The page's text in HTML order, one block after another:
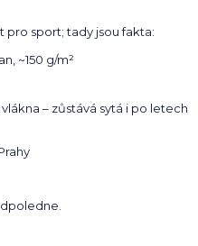
pro sport; tady jsou fakta:
~150 g/m²
– zůstává sytá i po letech